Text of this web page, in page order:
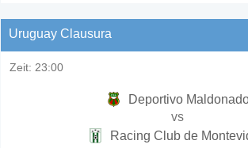
Uruguay Clausura
Zeit: 23:00
Deportivo
vs
Racing Club de